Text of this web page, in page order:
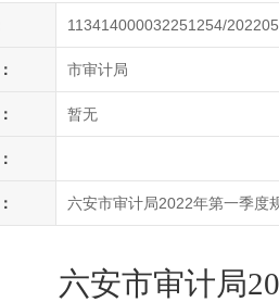
113414000032251254/
市审计局
暂无
六安市审计局2022年第一季度
六安市审计局